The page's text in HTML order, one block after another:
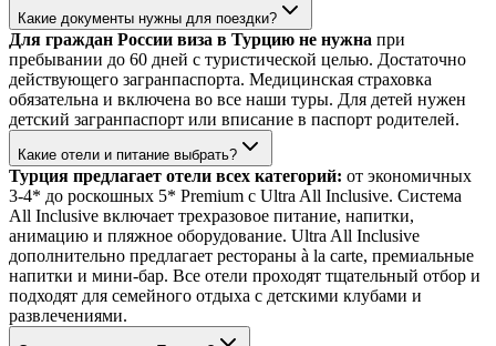
Какие документы нужны для поездки?
Для граждан России виза в Турцию не нужна при
пребывании до 60 дней с туристической целью. Достаточно
действующего загранпаспорта. Медицинская страховка
обязательна и включена во все наши туры. Для детей нужен
детский загранпаспорт или вписание в паспорт родителей.
Какие отели и питание выбрать?
Турция предлагает отели всех категорий: от экономичных
3-4* до роскошных 5* Premium с Ultra All Inclusive. Система
All Inclusive включает трехразовое питание, напитки,
анимацию и пляжное оборудование. Ultra All Inclusive
дополнительно предлагает рестораны à la carte, премиальные
напитки и мини-бар. Все отели проходят тщательный отбор и
подходят для семейного отдыха с детскими клубами и
развлечениями.